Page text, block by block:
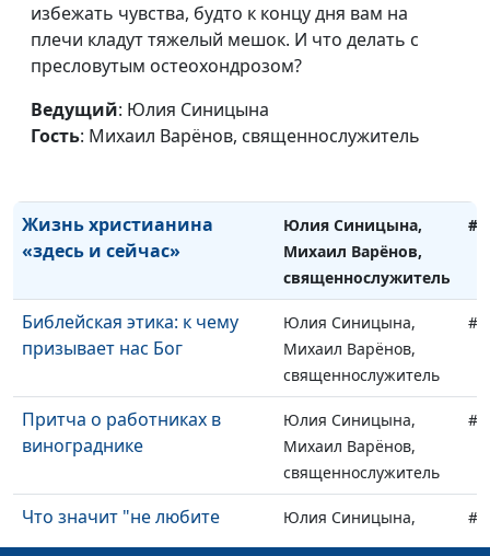
избежать чувства, будто к концу дня вам на
плечи кладут тяжелый мешок. И что делать с
пресловутым остеохондрозом?
Ведущий: Юлия Синицына
Гость: Михаил Варёнов, священнослужитель
Зачем и за что воздавать
благодарность Богу
Юлия Синицына,
Михаил Варёнов,
Кому доверять — врачам
Юлия Синицына,
Михаил Варёнов,
Жизнь христианина
«здесь и сейчас»
Юлия Синицына,
Михаил Варёнов,
священнослужитель
Библейская этика: к чему
призывает нас Бог
Юлия Синицына,
Михаил Варёнов,
священнослужитель
Притча о работниках в
винограднике
Юлия Синицына,
Михаил Варёнов,
священнослужитель
Что значит "не любите
мира"?
Юлия Синицына,
Евгений Кафтанов,